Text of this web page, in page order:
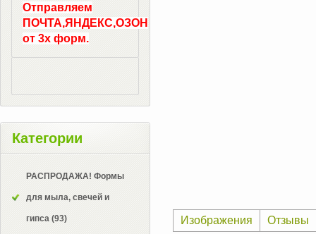
Изображения Отзывы
Отправляем
ПОЧТА,ЯНДЕКС,ОЗОН
от 3х форм.
Категории
РАСПРОДАЖА! Формы
для мыла, свечей и
гипса (93)